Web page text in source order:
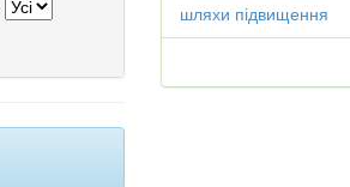
шляхи підвищення